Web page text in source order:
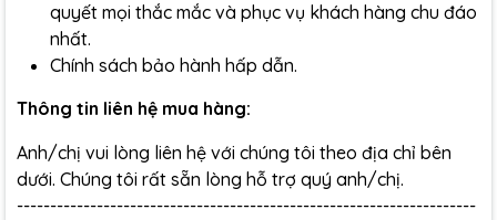
quyết mọi thắc mắc và phục vụ khách hàng chu đáo
nhất.
Chính sách bảo hành hấp dẫn.
Thông tin liên hệ mua hàng:
Anh/chị vui lòng liên hệ với chúng tôi theo địa chỉ bên
dưới. Chúng tôi rất sẵn lòng hỗ trợ quý anh/chị.
---------------------------------------------------------------------